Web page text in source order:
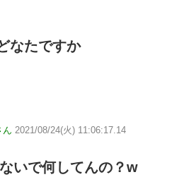
なたですか
ん 2021/08/24(火) 11:06:17.14
いで何してんの？w